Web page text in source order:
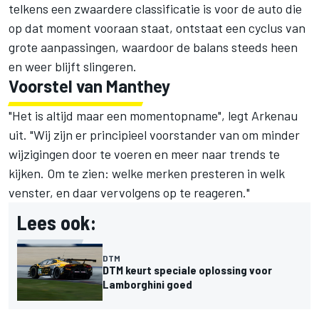
telkens een zwaardere classificatie is voor de auto die
op dat moment vooraan staat, ontstaat een cyclus van
grote aanpassingen, waardoor de balans steeds heen
en weer blijft slingeren.
Voorstel van Manthey
"Het is altijd maar een momentopname", legt Arkenau
uit. "Wij zijn er principieel voorstander van om minder
wijzigingen door te voeren en meer naar trends te
kijken. Om te zien: welke merken presteren in welk
venster, en daar vervolgens op te reageren."
Lees ook:
DTM
DTM keurt speciale oplossing voor
Lamborghini goed